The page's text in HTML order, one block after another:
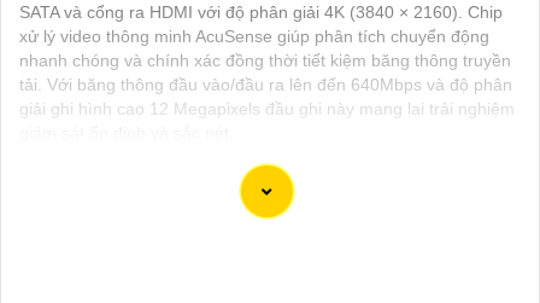
SATA và cổng ra HDMI với độ phân giải 4K (3840 × 2160). Chip
xử lý video thông minh AcuSense giúp phân tích chuyển động
nhanh chóng và chính xác đồng thời tiết kiệm băng thông truyền
tải. Với băng thông đầu vào/đầu ra lên đến 640Mbps và độ phân
giải ghi hình cao 12 Megapixels đầu ghi này mang lại trải nghiệm